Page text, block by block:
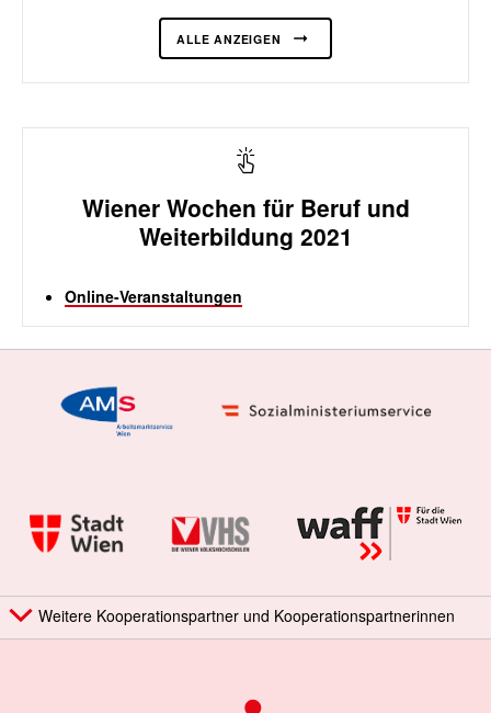
ALLE ANZEIGEN
Wiener Wochen für Beruf und
Weiterbildung 2021
Online-Veranstaltungen
Weitere Kooperationspartner und Kooperationspartnerinnen